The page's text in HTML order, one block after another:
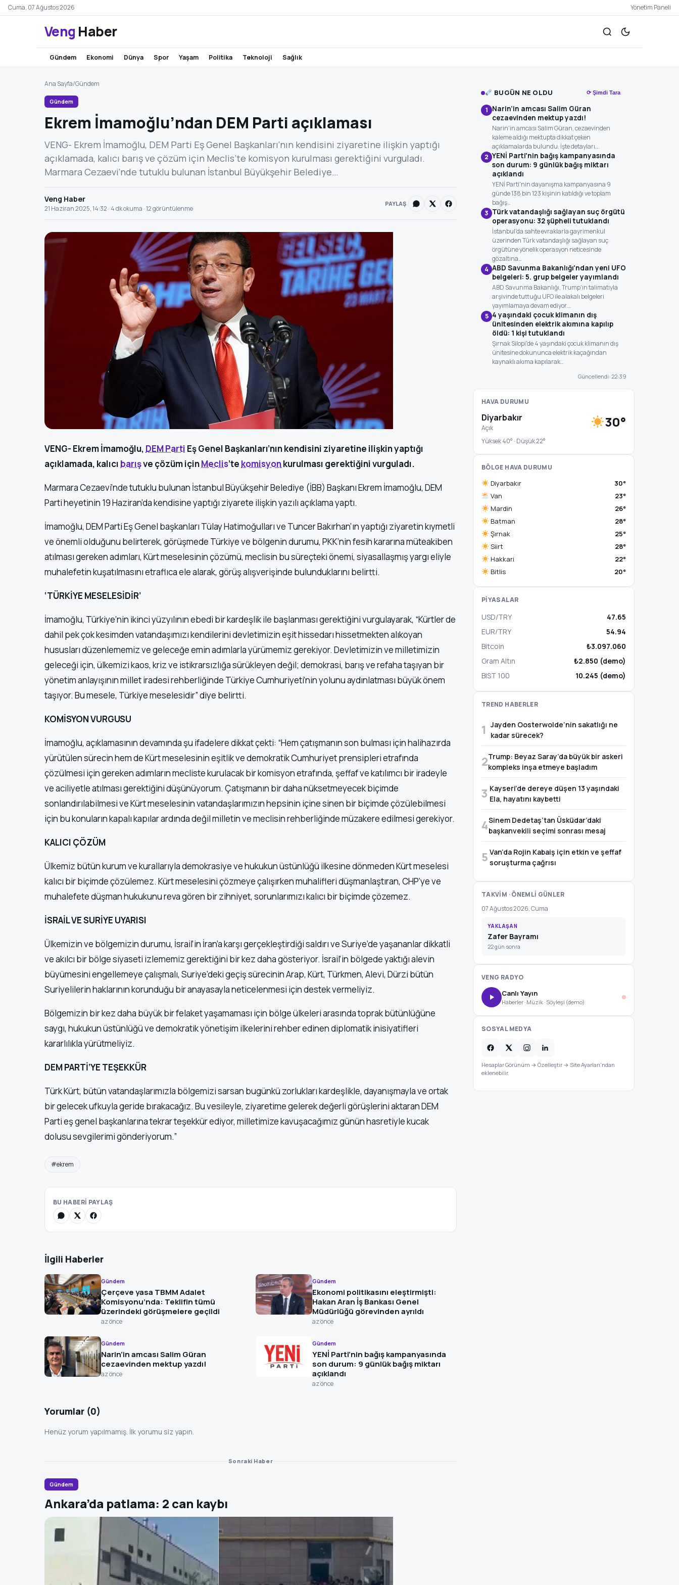
Cuma, 07 Ağustos 2026 Yönetim Paneli
Veng Haber
gündem ekonomi dünya spor yaşam politika teknoloji sağlık
Ana Sayfa/Gündem
Gündem
Ekrem İmamoğlu’ndan DEM Parti açıklaması
VENG- Ekrem İmamoğlu, DEM Parti Eş Genel Başkanları’nın kendisini ziyaretine ilişkin yaptığı
açıklamada, kalıcı barış ve çözüm için Meclis’te komisyon kurulması gerektiğini vurguladı.
Marmara Cezaevi’nde tutuklu bulunan İstanbul Büyükşehir Belediye…
Veng Haber
21 Haziran 2025, 14:32 · 4 dk okuma · 12 görüntülenme
PAYLAŞ
VENG- Ekrem İmamoğlu, DEM Parti Eş Genel Başkanları’nın kendisini ziyaretine ilişkin yaptığı
açıklamada, kalıcı barışve çözüm içinMeclis’te komisyonkurulması gerektiğini vurguladı.
Marmara Cezaevi’nde tutuklu bulunan İstanbul Büyükşehir Belediye (İBB) Başkanı Ekrem İmamoğlu, DEM
Parti heyetinin 19 Haziran’da kendisine yaptığı ziyarete ilişkin yazılı açıklama yaptı.
İmamoğlu, DEM Parti Eş Genel başkanları Tülay Hatimoğulları ve Tuncer Bakırhan’ın yaptığı ziyaretin kıymetli
ve önemli olduğunu belirterek, görüşmede Türkiye ve bölgenin durumu, PKK’nin fesih kararına müteakiben
atılması gereken adımları, Kürt meselesinin çözümü, meclisin bu süreçteki önemi, siyasallaşmış yargı eliyle
muhalefetin kuşatılmasını etraflıca ele alarak, görüş alışverişinde bulunduklarını belirtti.
‘TÜRKİYE MESELESİDİR’
İmamoğlu, Türkiye’nin ikinci yüzyılının ebedi bir kardeşlik ile başlanması gerektiğini vurgulayarak, “Kürtler de
dahil pek çok kesimden vatandaşımızı kendilerini devletimizin eşit hissedarı hissetmekten alıkoyan
hususları düzenlememiz ve geleceğe emin adımlarla yürümemiz gerekiyor. Devletimizin ve milletimizin
geleceği için, ülkemizi kaos, kriz ve istikrarsızlığa sürükleyen değil; demokrasi, barış ve refaha taşıyan bir
yönetim anlayışının millet iradesi rehberliğinde Türkiye Cumhuriyeti’nin yolunu aydınlatması büyük önem
taşıyor. Bu mesele, Türkiye meselesidir” diye belirtti.
KOMİSYON VURGUSU
İmamoğlu, açıklamasının devamında şu ifadelere dikkat çekti: “Hem çatışmanın son bulması için halihazırda
yürütülen sürecin hem de Kürt meselesinin eşitlik ve demokratik Cumhuriyet prensipleri etrafında
çözülmesi için gereken adımların mecliste kurulacak bir komisyon etrafında, şeffaf ve katılımcı bir iradeyle
ve aciliyetle atılması gerektiğini düşünüyorum. Çatışmanın bir daha nüksetmeyecek biçimde
sonlandırılabilmesi ve Kürt meselesinin vatandaşlarımızın hepsinin içine sinen bir biçimde çözülebilmesi
için bu konuların kapalı kapılar ardında değil milletin ve meclisin rehberliğinde müzakere edilmesi gerekiyor.
KALICI ÇÖZÜM
Ülkemiz bütün kurum ve kurallarıyla demokrasiye ve hukukun üstünlüğü ilkesine dönmeden Kürt meselesi
kalıcı bir biçimde çözülemez. Kürt meselesini çözmeye çalışırken muhalifleri düşmanlaştıran, CHP’ye ve
muhalefete düşman hukukunu reva gören bir zihniyet, sorunlarımızı kalıcı bir biçimde çözemez.
İSRAİL VE SURİYE UYARISI
Ülkemizin ve bölgemizin durumu, İsrail’in İran’a karşı gerçekleştirdiği saldırı ve Suriye’de yaşananlar dikkatli
ve akılcı bir bölge siyaseti izlememiz gerektiğini bir kez daha gösteriyor. İsrail’in bölgede yaktığı alevin
büyümesini engellemeye çalışmalı, Suriye’deki geçiş sürecinin Arap, Kürt, Türkmen, Alevi, Dürzi bütün
Suriyelilerin haklarının korunduğu bir anayasayla neticelenmesi için destek vermeliyiz.
Bölgemizin bir kez daha büyük bir felaket yaşamaması için bölge ülkeleri arasında toprak bütünlüğüne
saygı, hukukun üstünlüğü ve demokratik yönetişim ilkelerini rehber edinen diplomatik inisiyatifleri
kararlılıkla yürütmeliyiz.
DEM PARTİ’YE TEŞEKKÜR
Türk Kürt, bütün vatandaşlarımızla bölgemizi sarsan bugünkü zorlukları kardeşlikle, dayanışmayla ve ortak
bir gelecek ufkuyla geride bırakacağız. Bu vesileyle, ziyaretime gelerek değerli görüşlerini aktaran DEM
Parti eş genel başkanlarına tekrar teşekkür ediyor, milletimize kavuşacağımız günün hasretiyle kucak
dolusu sevgilerimi gönderiyorum.”
#ekrem
BU HABERİ PAYLAŞ
İlgili Haberler
Gündem
Çerçeve yasa TBMM Adalet
Komisyonu’nda: Teklifin tümü
üzerindeki görüşmelere geçildi
az önce
Gündem
Ekonomi politikasını eleştirmişti:
Hakan Aran İş Bankası Genel
Müdürlüğü görevinden ayrıldı
az önce
Gündem
Narin’in amcası Salim Güran
cezaevinden mektup yazdı!
az önce
Gündem
YENİ Parti’nin bağış kampanyasında
son durum: 9 günlük bağış miktarı
açıklandı
az önce
Yorumlar (0)
Henüz yorum yapılmamış. İlk yorumu siz yapın.
Sonraki Haber
Gündem
Ankara’da patlama: 2 can kaybı
BUGÜN NE OLDU ⟳ Şimdi Tara
1 Narin’in amcası Salim Güran
cezaevinden mektup yazdı!
Narin’in amcası Salim Güran, cezaevinden
kaleme aldığı mektupta dikkat çeken
açıklamalarda bulundu. İşte detayları...
2 YENİ Parti'nin bağış kampanyasında
son durum: 9 günlük bağış miktarı
açıklandı
YENİ Parti'nin dayanışma kampanyasına 9
günde 138 bin 123 kişinin katıldığı ve toplam
bağış…
3 Türk vatandaşlığı sağlayan suç örgütü
operasyonu: 32 şüpheli tutuklandı
İstanbul'da sahte evraklarla gayrimenkul
üzerinden Türk vatandaşlığı sağlayan suç
örgütüne yönelik operasyon neticesinde
gözaltına…
4 ABD Savunma Bakanlığı'ndan yeni UFO
belgeleri: 5. grup belgeler yayımlandı
ABD Savunma Bakanlığı, Trump'ın talimatıyla
arşivinde tuttuğu UFO ile alakalı belgeleri
yayımlamaya devam ediyor.…
5 4 yaşındaki çocuk klimanın dış
ünitesinden elektrik akımına kapılıp
öldü: 1 kişi tutuklandı
Şırnak Silopi'de 4 yaşındaki çocuk klimanın dış
ünitesine dokununca elektrik kaçağından
kaynaklı akıma kapılarak…
Güncellendi: 22:39
HAVA DURUMU
Diyarbakır
Açık 30°
Yüksek 40° · Düşük 22°
BÖLGE HAVA DURUMU
Diyarbakır
30°
Van
23°
Mardin
26°
Batman
28°
Şırnak
25°
Siirt
28°
Hakkari
22°
Bitlis
20°
PİYASALAR
USD/TRY
47.65
EUR/TRY
54.94
Bitcoin
₺3.097.060
Gram Altın
₺2.850 (demo)
BIST 100
10.245 (demo)
TREND HABERLER
1 Jayden Oosterwolde’nin sakatlığı ne
kadar sürecek?
2Trump: Beyaz Saray’da büyük bir askeri
kompleks inşa etmeye başladım
3 Kayseri’de dereye düşen 13 yaşındaki
Ela, hayatını kaybetti
4Sinem Dedetaş’tan Üsküdar’daki
başkanvekili seçimi sonrası mesaj
5 Van’da Rojin Kabaiş için etkin ve şeffaf
soruşturma çağrısı
TAKVİM · ÖNEMLİ GÜNLER
07 Ağustos 2026, Cuma
YAKLAŞAN
Zafer Bayramı
22 gün sonra
VENG RADYO
Canlı Yayın
Haberler · Müzik · Söyleşi (demo)
SOSYAL MEDYA
Hesaplar Görünüm → Özelleştir → Site Ayarları'ndan
eklenebilir.